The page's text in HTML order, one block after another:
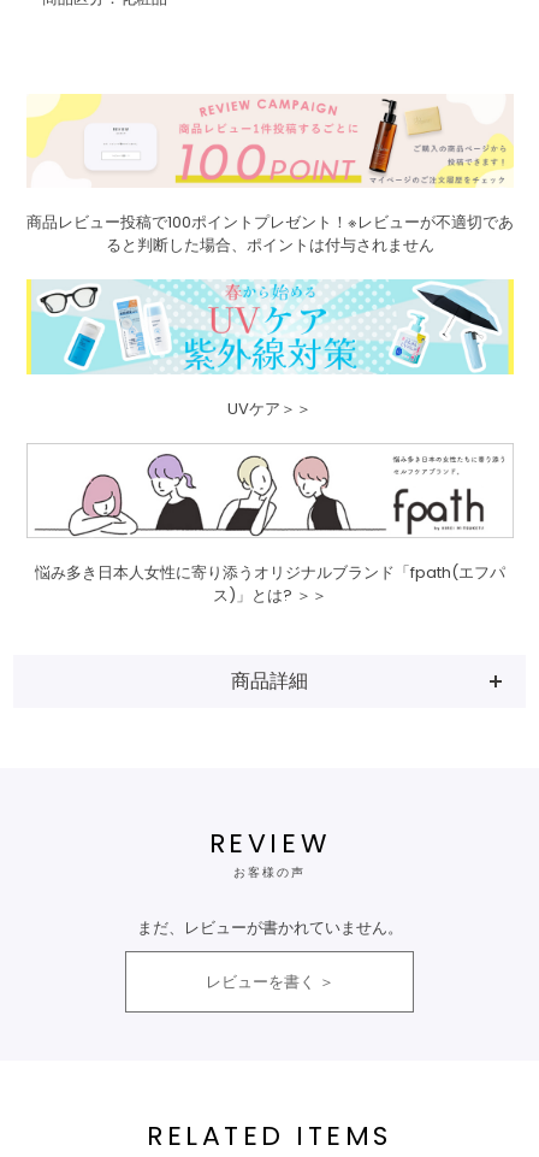
商品レビュー投稿で100ポイントプレゼント！※レビューが不適切であ
ると判断した場合、ポイントは付与されません
UVケア＞＞
悩み多き日本人女性に寄り添うオリジナルブランド「fpath(エフパ
ス)」とは? ＞＞
商品詳細
REVIEW
お客様の声
まだ、レビューが書かれていません。
レビューを書く
RELATED ITEMS